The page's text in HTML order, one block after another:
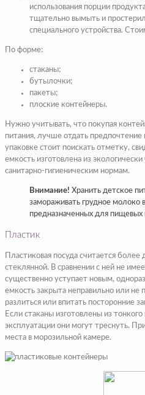
использования порции
тщательно вымыть и
специального устройства.
По форме:
стаканы;
бутылочки;
пакеты;
плоские контейнеры.
Нужно учитывать, что покупая
питания, лучше отдать
упаковке стоит поискать отметку,
емкость изготовлена из
санитарно-гигиеническим нормам.
Внимание! Хранить детское
замораживать грудное молоко
предназначенных для
Пластик
Пластиковая посуда считается
стеклянной. В сравнении с ней не
существенно уступает новым,
емкость закрыта неправильно или
разлиться или впитать посторонние
Если стаканы изготовлены из тонкого
эксплуатации они могут треснуть.
места в морозильной камере.